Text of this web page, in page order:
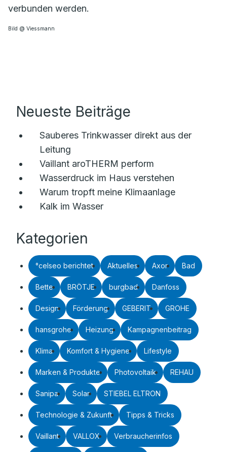
verbunden werden.
Bild @ Viessmann
Neueste Beiträge
Sauberes Trinkwasser direkt aus der
Leitung
Vaillant aroTHERM perform
Wasserdruck im Haus verstehen
Warum tropft meine Klimaanlage
Kalk im Wasser
Kategorien
°celseo berichtet Aktuelles Axor Bad
Bette BRÖTJE burgbad Danfoss
Design Förderung GEBERIT GROHE
hansgrohe Heizung Kampagnenbeitrag
Klima Komfort & Hygiene Lifestyle
Marken & Produkte Photovoltaik REHAU
Sanipa Solar STIEBEL ELTRON
Technologie & Zukunft Tipps & Tricks
Vaillant VALLOX Verbraucherinfos